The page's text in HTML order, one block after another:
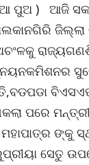
ପୁଅ ) ଆଜି
ପରେ
ଙ୍କୁ
ସେତୁ